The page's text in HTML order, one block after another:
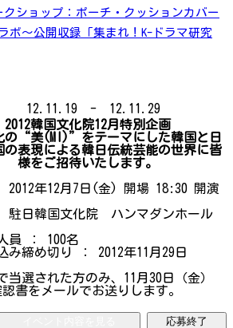
クショップ：ポーチ・クッションカバー
ボ～公開収録「集まれ！K-ドラマ研究
12.11.19 - 12.11.29
2012韓国文化院12月特別企画
の“美(MI)”をテーマにした韓国と日
の表現による韓日伝統芸能の世界に皆
様をご招待いたします。
年12月7日(金) 開場 18:30 開演
日韓国文化院 ハンマダンホール
員 ： 100名
み締め切り ： 2012年11月29日
当選された方のみ、11月30日（金）
書をメールでお送りします。
応募終了